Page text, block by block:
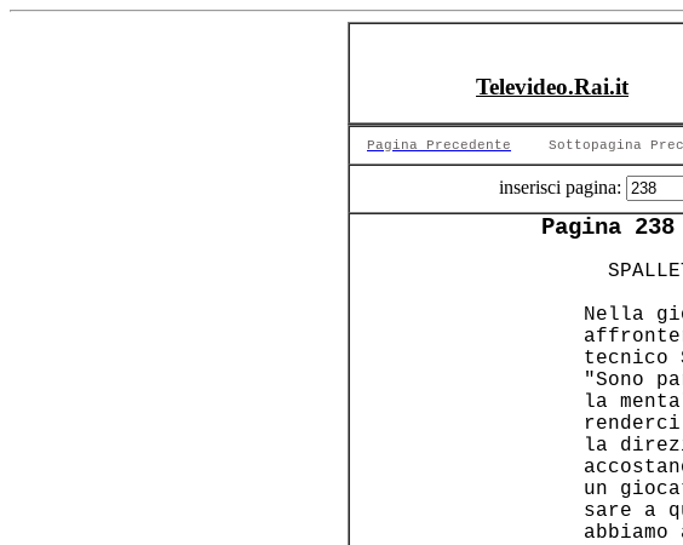
Televideo.Rai.it
Pagina Precedente Sottopagina
inserisci pagina:
Pagina
Nella
tecnico
"Sono
la
la
un
sare a